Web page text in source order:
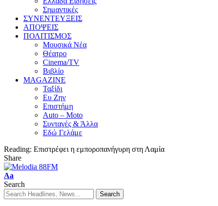
Σημαντικές
ΣΥΝΕΝΤΕΥΞΕΙΣ
ΑΠΟΨΕΙΣ
ΠΟΛΙΤΙΣΜΟΣ
Μουσικά Νέα
Θέατρο
Cinema/TV
Βιβλίο
MAGAZINE
Ταξίδι
Ευ Ζην
Επιστήμη
Auto – Moto
Συνταγές & Άλλα
Εδώ Γελάμε
Reading: Επιστρέφει η εμποροπανήγυρη στη Λαμία
Share
Aa
Search